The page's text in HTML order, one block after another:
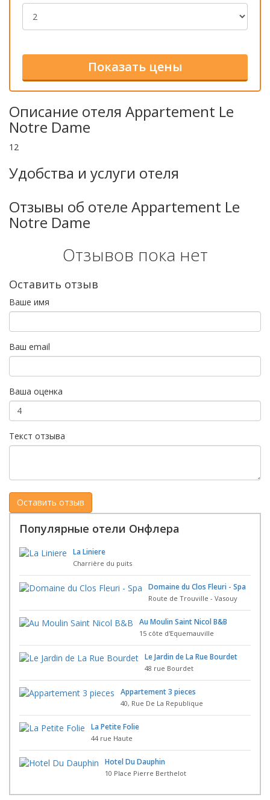
Описание отеля Appartement Le
Notre Dame
12
Удобства и услуги отеля
Отзывы об отеле Appartement Le
Notre Dame
Отзывов пока нет
Оставить отзыв
Ваше имя
Ваш email
Ваша оценка
Текст отзыва
Популярные отели Онфлера
La Liniere
Charrière du puits
Domaine du Clos Fleuri - Spa
Route de Trouville - Vasouy
Au Moulin Saint Nicol B&B
15 côte d'Equemauville
Le Jardin de La Rue Bourdet
48 rue Bourdet
Appartement 3 pieces
40, Rue De La Republique
La Petite Folie
44 rue Haute
Hotel Du Dauphin
10 Place Pierre Berthelot